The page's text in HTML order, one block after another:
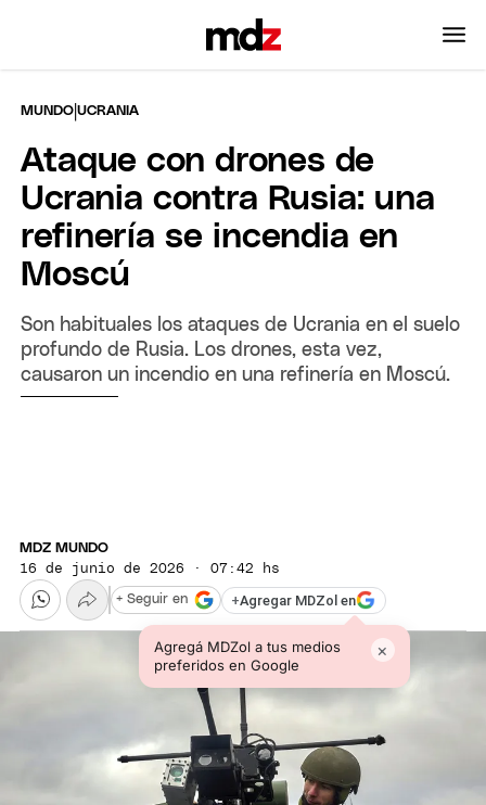
MUNDO |UCRANIA
Ataque con drones de
Ucrania contra Rusia: una
refinería se incendia en
Moscú
Son habituales los ataques de Ucrania en el suelo
profundo de Rusia. Los drones, esta vez,
causaron un incendio en una refinería en Moscú.
MDZ MUNDO
16 de junio de 2026 · 07:42 hs
+Agregar MDZol en
Agregá MDZol a tus medios
preferidos en Google
×
+ Seguir en